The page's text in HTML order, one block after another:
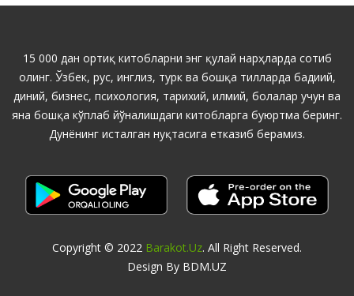
15 000 дан ортиқ китобларни энг қулай нарҳларда сотиб
олинг. Ўзбек, рус, инглиз, турк ва бошқа тилларда бадиий,
диний, бизнес, психология, тарихий, илмий, болалар учун ва
яна бошқа кўплаб йўналишдаги китобларга буюртма беринг.
Дунёнинг исталган нуқтасига етказиб берамиз.
Copyright © 2022 Barakot.uz. All Right Reserved.
Design By BDM.UZ